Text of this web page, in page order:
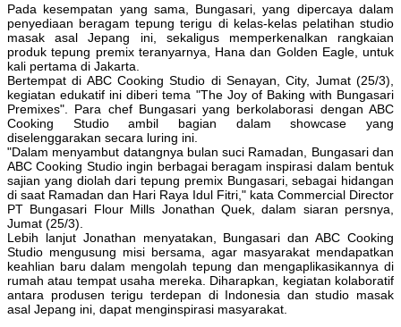
Pada kesempatan yang sama, Bungasari, yang dipercaya dalam
penyediaan beragam tepung terigu di kelas-kelas pelatihan studio
masak asal Jepang ini, sekaligus memperkenalkan rangkaian
produk tepung premix teranyarnya, Hana dan Golden Eagle, untuk
kali pertama di Jakarta.
Bertempat di ABC Cooking Studio di Senayan, City, Jumat (25/3),
kegiatan edukatif ini diberi tema "The Joy of Baking with Bungasari
Premixes". Para chef Bungasari yang berkolaborasi dengan ABC
Cooking Studio ambil bagian dalam showcase yang
diselenggarakan secara luring ini.
"Dalam menyambut datangnya bulan suci Ramadan, Bungasari dan
ABC Cooking Studio ingin berbagai beragam inspirasi dalam bentuk
sajian yang diolah dari tepung premix Bungasari, sebagai hidangan
di saat Ramadan dan Hari Raya Idul Fitri," kata Commercial Director
PT Bungasari Flour Mills Jonathan Quek, dalam siaran persnya,
Jumat (25/3).
Lebih lanjut Jonathan menyatakan, Bungasari dan ABC Cooking
Studio mengusung misi bersama, agar masyarakat mendapatkan
keahlian baru dalam mengolah tepung dan mengaplikasikannya di
rumah atau tempat usaha mereka. Diharapkan, kegiatan kolaboratif
antara produsen terigu terdepan di Indonesia dan studio masak
asal Jepang ini, dapat menginspirasi masyarakat.